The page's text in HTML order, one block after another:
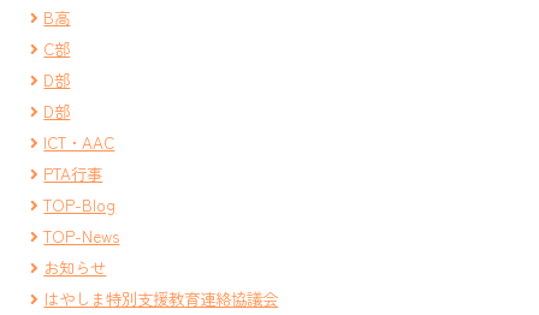
B高
C部
D部
D部
ICT・AAC
PTA行事
TOP-Blog
TOP-News
お知らせ
はやしま特別支援教育連絡協議会